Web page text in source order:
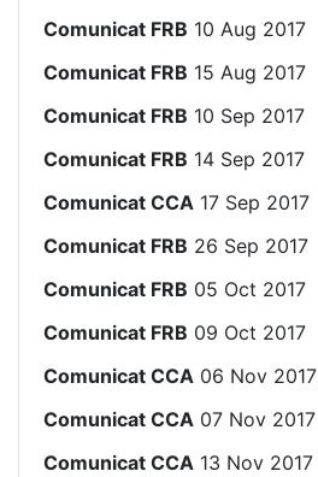
Comunicat FRB 10 Aug 2017
Comunicat FRB 15 Aug 2017
Comunicat FRB 10 Sep 2017
Comunicat FRB 14 Sep 2017
Comunicat CCA 17 Sep 2017
Comunicat FRB 26 Sep 2017
Comunicat FRB 05 Oct 2017
Comunicat FRB 09 Oct 2017
Comunicat CCA 06 Nov 2017
Comunicat CCA 07 Nov 2017
Comunicat CCA 13 Nov 2017